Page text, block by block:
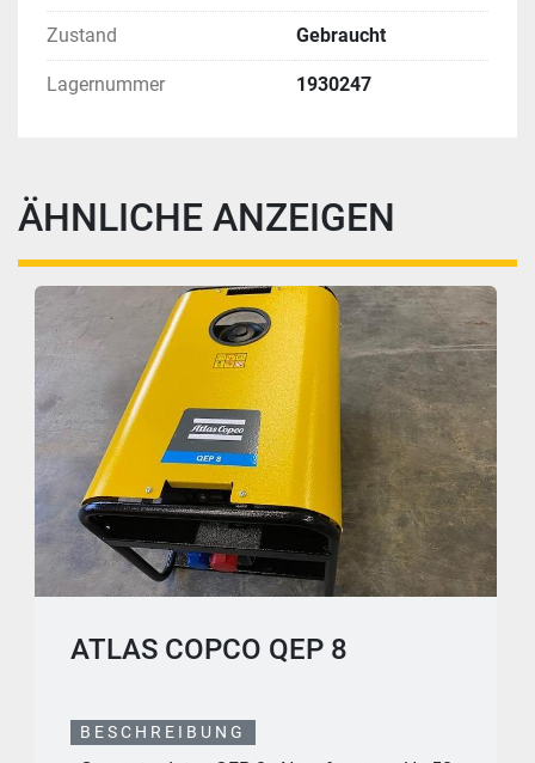
Zustand Gebraucht
Lagernummer 1930247
ÄHNLICHE ANZEIGEN
ATLAS COPCO QEP 8
BESCHREIBUNG